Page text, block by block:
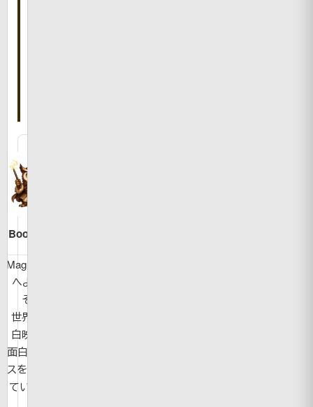
Bookman
MagicBook
へようこ
そ！
世界の面
白映像や
面白ニュー
スを紹介し
ています。